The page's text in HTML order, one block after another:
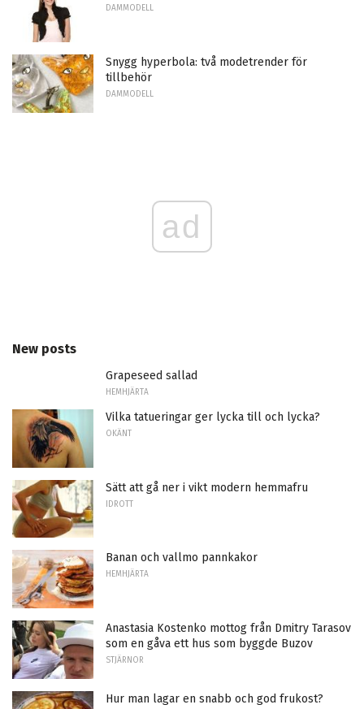
DAMMODELL
Snygg hyperbola: två modetrender för
tillbehör
DAMMODELL
ad
New posts
Grapeseed sallad
HEMHJÄRTA
Vilka tatueringar ger lycka till och lycka?
OKÄNT
Sätt att gå ner i vikt modern hemmafru
IDROTT
Banan och vallmo pannkakor
HEMHJÄRTA
Anastasia Kostenko mottog från Dmitry Tarasov
som en gåva ett hus som byggde Buzov
STJÄRNOR
Hur man lagar en snabb och god frukost?